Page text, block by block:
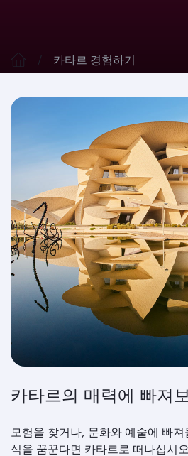
카타르 경험하기
카타르의 매력에 빠져
모험을 찾거나, 문화와 예술에 빠
식을 꿈꾼다면 카타르로 떠나십시